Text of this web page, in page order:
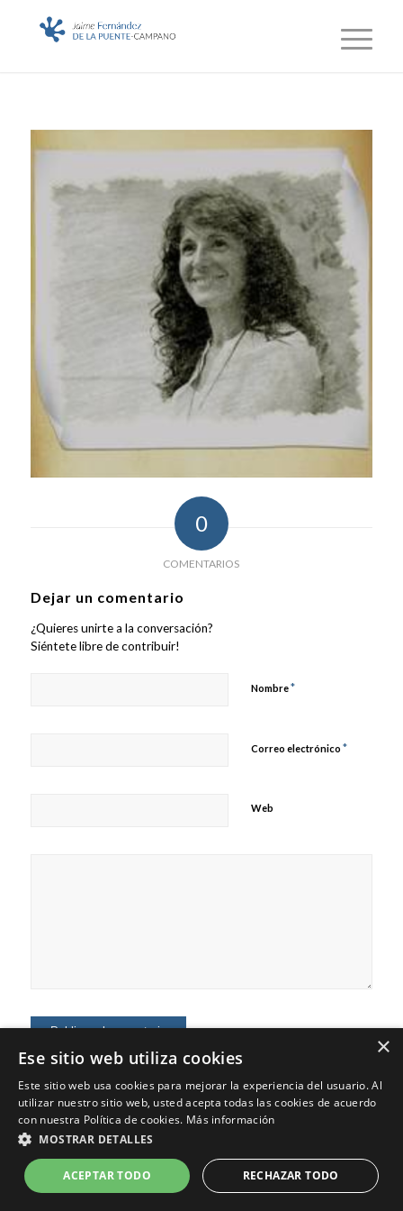
0
COMENTARIOS
Dejar un comentario
¿Quieres unirte a la conversación?
Siéntete libre de contribuir!
Nombre*
Correo electrónico *
Web
© Copyright - Jaime Fernández - Marketing Digital, Marca Personal,
Consultoría
×
Ese sitio web utiliza cookies
Este sitio web usa cookies para mejorar la experiencia del usuario. Al
utilizar nuestro sitio web, usted acepta todas las cookies de acuerdo
con nuestra Política de cookies. Más información
MOSTRAR DETALLES
ACEPTAR TODO RECHAZAR TODO